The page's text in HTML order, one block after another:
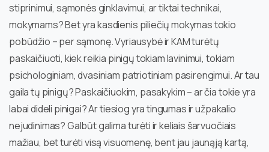
stiprinimui, sąmonės ginklavimui, ar tiktai technikai,
mokymams? Bet yra kasdienis piliečių mokymas tokio
pobūdžio – per sąmonę. Vyriausybė ir KAM turėtų
paskaičiuoti, kiek reikia pinigų tokiam lavinimui, tokiam
psichologiniam, dvasiniam patriotiniam pasirengimui. Ar tau
gaila tų pinigų? Paskaičiuokim, pasakykim – ar čia tokie yra
labai dideli pinigai? Ar tiesiog yra tingumas ir užpakalio
nejudinimas? Galbūt galima turėti ir keliais šarvuočiais
mažiau, bet turėti visą visuomenę, bent jau jaunąją kartą,